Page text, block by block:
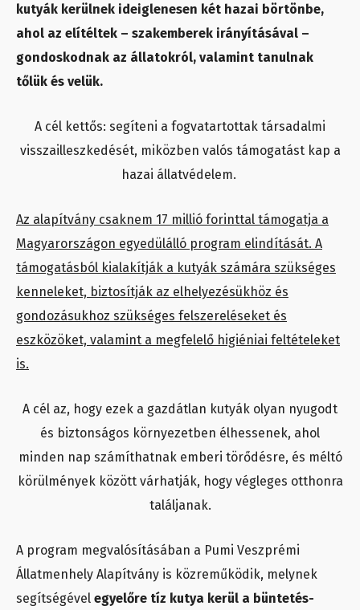
kutyák kerülnek ideiglenesen két hazai börtönbe,
ahol az elítéltek – szakemberek irányításával –
gondoskodnak az állatokról, valamint tanulnak
tőlük és velük.
A cél kettős: segíteni a fogvatartottak társadalmi
visszailleszkedését, miközben valós támogatást kap a
hazai állatvédelem.
Az alapítvány csaknem 17 millió forinttal támogatja a
Magyarországon egyedülálló program elindítását. A
támogatásból kialakítják a kutyák számára szükséges
kenneleket, biztosítják az elhelyezésükhöz és
gondozásukhoz szükséges felszereléseket és
eszközöket, valamint a megfelelő higiéniai feltételeket
is.
A cél az, hogy ezek a gazdátlan kutyák olyan nyugodt
és biztonságos környezetben élhessenek, ahol
minden nap számíthatnak emberi törődésre, és méltó
körülmények között várhatják, hogy végleges otthonra
találjanak.
A program megvalósításában a Pumi Veszprémi
Állatmenhely Alapítvány is közreműködik, melynek
segítségével egyelőre tíz kutya kerül a büntetés-